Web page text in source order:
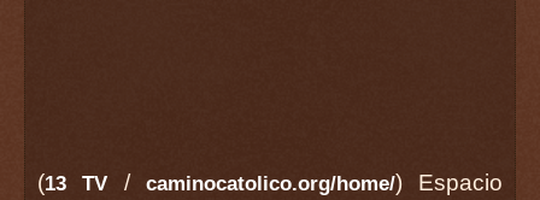
(13 TV / caminocatolico.org/home/) Espacio